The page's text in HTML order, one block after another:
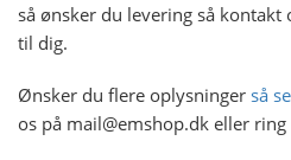
så ønsker du levering så kontakt
til dig.
Ønsker du flere oplysninger så
os på mail@emshop.dk eller